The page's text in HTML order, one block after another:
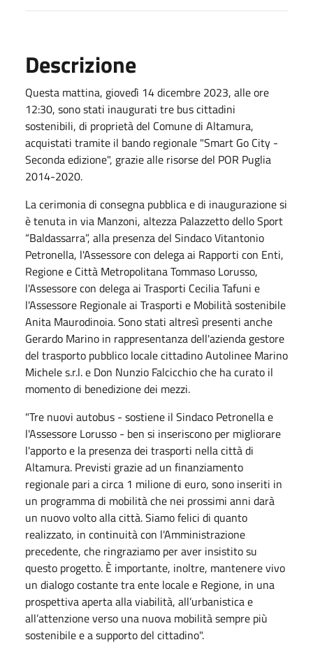
Descrizione
Questa mattina, giovedì 14 dicembre 2023, alle ore
12:30, sono stati inaugurati tre bus cittadini
sostenibili, di proprietà del Comune di Altamura,
acquistati tramite il bando regionale "Smart Go City -
Seconda edizione", grazie alle risorse del POR Puglia
2014-2020.
La cerimonia di consegna pubblica e di inaugurazione si
è tenuta in via Manzoni, altezza Palazzetto dello Sport
“Baldassarra”, alla presenza del Sindaco Vitantonio
Petronella, l'Assessore con delega ai Rapporti con Enti,
Regione e Città Metropolitana Tommaso Lorusso,
l'Assessore con delega ai Trasporti Cecilia Tafuni e
l'Assessore Regionale ai Trasporti e Mobilità sostenibile
Anita Maurodinoia. Sono stati altresì presenti anche
Gerardo Marino in rappresentanza dell'azienda gestore
del trasporto pubblico locale cittadino Autolinee Marino
Michele s.r.l. e Don Nunzio Falcicchio che ha curato il
momento di benedizione dei mezzi.
"Tre nuovi autobus - sostiene il Sindaco Petronella e
l'Assessore Lorusso - ben si inseriscono per migliorare
l'apporto e la presenza dei trasporti nella città di
Altamura. Previsti grazie ad un finanziamento
regionale pari a circa 1 milione di euro, sono inseriti in
un programma di mobilità che nei prossimi anni darà
un nuovo volto alla città. Siamo felici di quanto
realizzato, in continuità con l'Amministrazione
precedente, che ringraziamo per aver insistito su
questo progetto. È importante, inoltre, mantenere vivo
un dialogo costante tra ente locale e Regione, in una
prospettiva aperta alla viabilità, all’urbanistica e
all’attenzione verso una nuova mobilità sempre più
sostenibile e a supporto del cittadino".